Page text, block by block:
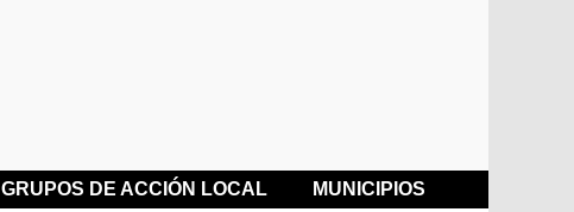
GRUPOS DE ACCIÓN LOCAL MUNICIPIOS